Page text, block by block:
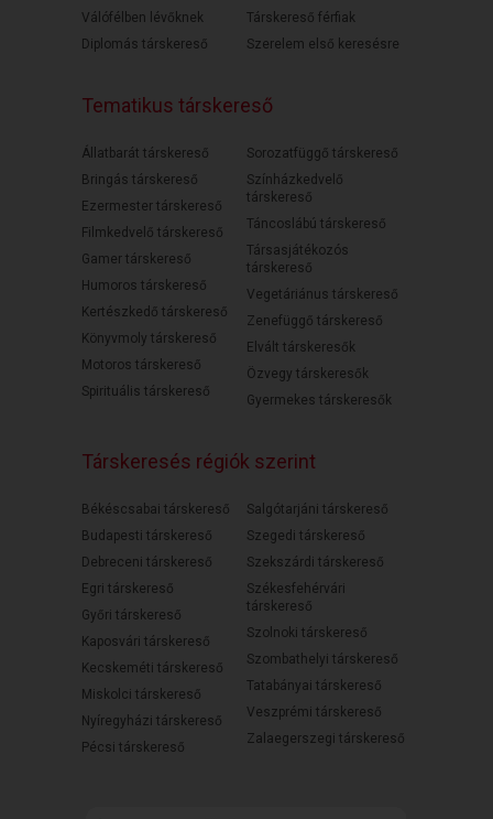
Válófélben lévőknek
Diplomás társkereső
Társkereső férfiak
Szerelem első keresésre
Tematikus társkereső
Állatbarát társkereső
Bringás társkereső
Ezermester társkereső
Filmkedvelő társkereső
Gamer társkereső
Humoros társkereső
Kertészkedő társkereső
Könyvmoly társkereső
Motoros társkereső
Spirituális társkereső
Sorozatfüggő társkereső
Színházkedvelő
társkereső
Táncoslábú társkereső
Társasjátékozós
társkereső
Vegetáriánus társkereső
Zenefüggő társkereső
Elvált társkeresők
Özvegy társkeresők
Gyermekes társkeresők
Társkeresés régiók szerint
Békéscsabai társkereső
Budapesti társkereső
Debreceni társkereső
Egri társkereső
Győri társkereső
Kaposvári társkereső
Kecskeméti társkereső
Miskolci társkereső
Nyíregyházi társkereső
Pécsi társkereső
Salgótarjáni társkereső
Szegedi társkereső
Szekszárdi társkereső
Székesfehérvári
társkereső
Szolnoki társkereső
Szombathelyi társkereső
Tatabányai társkereső
Veszprémi társkereső
Zalaegerszegi társkereső